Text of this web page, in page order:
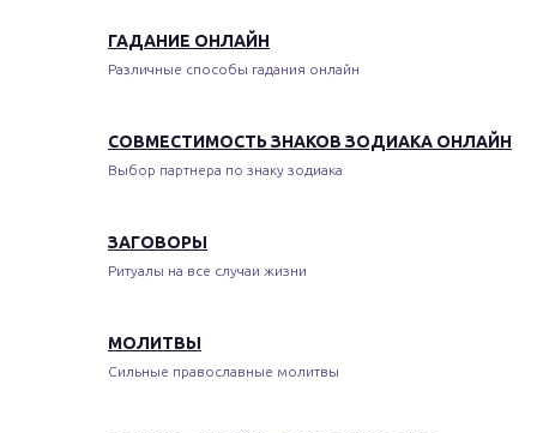
ГАДАНИЕ ОНЛАЙН
Различные способы гадания онлайн
СОВМЕСТИМОСТЬ ЗНАКОВ ЗОДИАКА ОНЛАЙН
Выбор партнера по знаку зодиака
ЗАГОВОРЫ
Ритуалы на все случаи жизни
МОЛИТВЫ
Сильные православные молитвы